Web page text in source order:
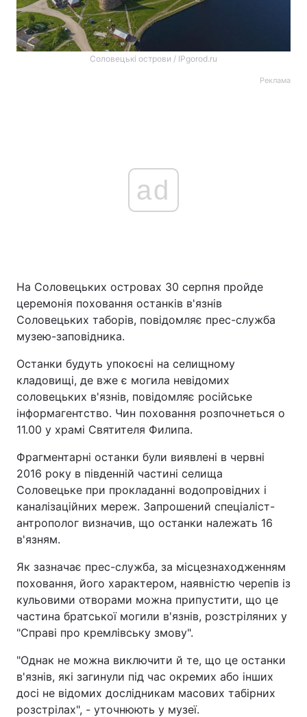
Соловецькі острови / IPgorod.ru
Реклама
ad
На Соловецьких островах 30 серпня пройде
церемонія поховання останків в'язнів
Соловецьких таборів, повідомляє прес-служба
музею-заповідника.
Останки будуть упокоєні на селищному
кладовищі, де вже є могила невідомих
соловецьких в'язнів, повідомляє російське
інформагентство. Чин поховання розпочнеться о
11.00 у храмі Святителя Филипа.
Фрагментарні останки були виявлені в червні
2016 року в південній частині селища
Соловецьке при прокладанні водопровідних і
каналізаційних мереж. Запрошений спеціаліст-
антрополог визначив, що останки належать 16
в'язням.
Як зазначає прес-служба, за місцезнаходженням
поховання, його характером, наявністю черепів із
кульовими отворами можна припустити, що це
частина братської могили в'язнів, розстріляних у
"Справі про кремлівську змову".
"Однак не можна виключити й те, що це останки
в'язнів, які загинули під час окремих або інших
досі не відомих дослідникам масових табірних
розстрілах", - уточнюють у музеї.